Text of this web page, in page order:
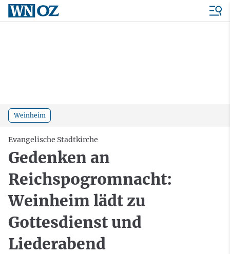
Weinheim
Evangelische Stadtkirche
Gedenken an
Reichspogromnacht:
Weinheim lädt zu
Gottesdienst und
Liederabend